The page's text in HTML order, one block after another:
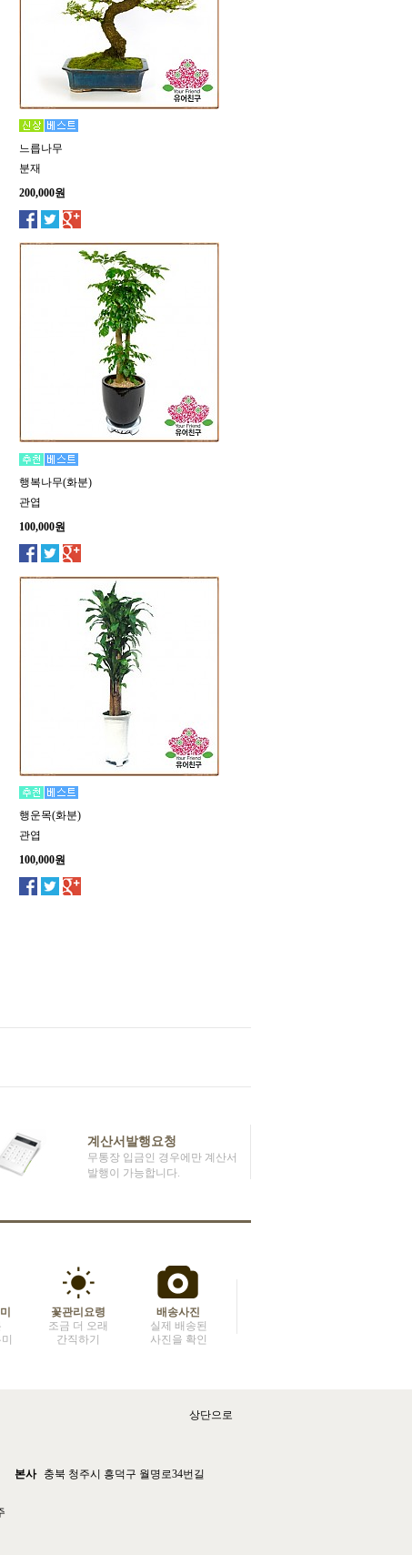
느릅나무
분재
200,000원
행복나무(화분)
관엽
100,000원
행운목(화분)
관엽
100,000원
계산서발행요청
무통장 입금인 경우에만 계산서
발행이 가능합니다.
꽃관리요령
조금 더 오래
간직하기
배송사진
실제 배송된
사진을 확인
본사
충북 청주시 흥덕구 월명로34번길
상단으로